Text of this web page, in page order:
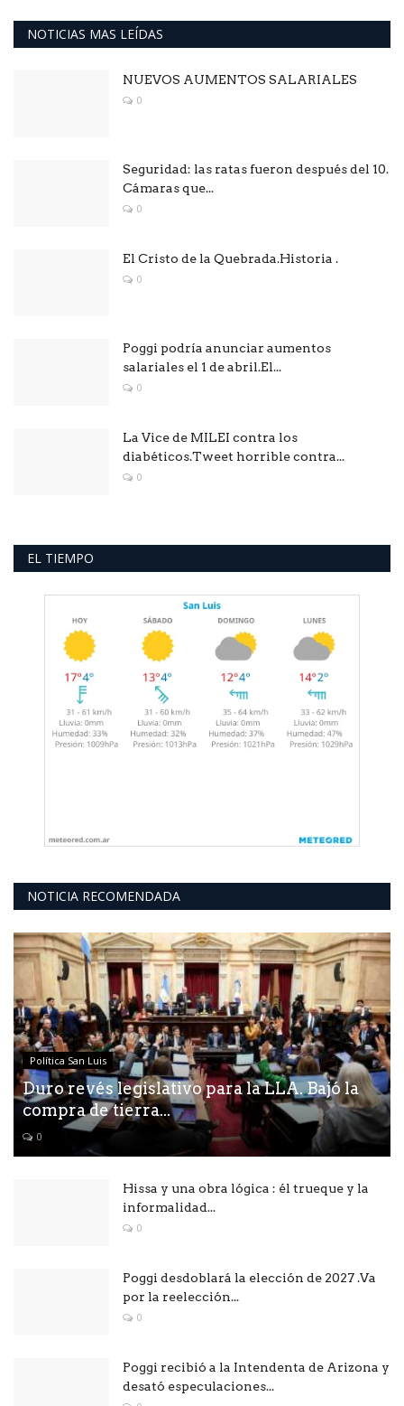
NOTICIAS MAS LEÍDAS
NUEVOS AUMENTOS SALARIALES
0
Seguridad: las ratas fueron después del 10.
Cámaras que...
0
El Cristo de la Quebrada.Historia .
0
Poggi podría anunciar aumentos
salariales el 1 de abril.El...
0
La Vice de MILEI contra los
diabéticos.Tweet horrible contra...
0
EL TIEMPO
NOTICIA RECOMENDADA
Política San Luis
Duro revés legislativo para la LLA. Bajó la
compra de tierra...
0
Hissa y una obra lógica : él trueque y la
informalidad...
0
Poggi desdoblará la elección de 2027 .Va
por la reelección...
0
Poggi recibió a la Intendenta de Arizona y
desató especulaciones...